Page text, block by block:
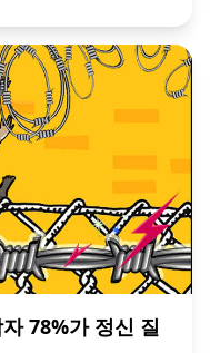
78%가 정신 질